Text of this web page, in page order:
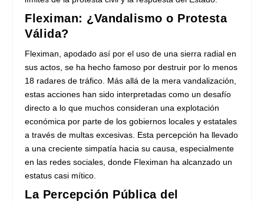
Fleximan: ¿Vandalismo o Protesta
Válida?
Fleximan, apodado así por el uso de una sierra radial en
sus actos, se ha hecho famoso por destruir por lo menos
18 radares de tráfico. Más allá de la mera vandalización,
estas acciones han sido interpretadas como un desafío
directo a lo que muchos consideran una explotación
económica por parte de los gobiernos locales y estatales
a través de multas excesivas. Esta percepción ha llevado
a una creciente simpatía hacia su causa, especialmente
en las redes sociales, donde Fleximan ha alcanzado un
estatus casi mítico.
La Percepción Pública del